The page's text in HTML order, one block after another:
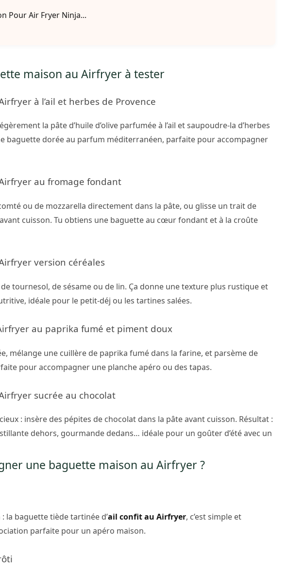
Pour Air Fryer Ninja...
maison au Airfryer à tester
à l’ail et herbes de Provence
la pâte d’huile d’olive parfumée à l’ail et saupoudre-la d’herbes
baguette dorée au parfum méditerranéen, parfaite pour accompagner
au fromage fondant
ou de mozzarella directement dans la pâte, ou glisse un trait de
cuisson. Tu obtiens une baguette au cœur fondant et à la croûte
version céréales
tournesol, de sésame ou de lin. Ça donne une texture plus rustique et
idéale pour le petit-déj ou les tartines salées.
au paprika fumé et piment doux
mélange une cuillère de paprika fumé dans la farine, et parsème de
pour accompagner une planche apéro ou des tapas.
sucrée au chocolat
: insère des pépites de chocolat dans la pâte avant cuisson. Résultat :
dehors, gourmande dedans… idéale pour un goûter d’été avec un
une baguette maison au Airfryer ?
la baguette tiède tartinée d’ail confit au Airfryer, c’est simple et
parfaite pour un apéro maison.